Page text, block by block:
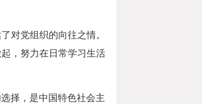
对党组织的向往之情。
，努力在日常学习生活
择，是中国特色社会主